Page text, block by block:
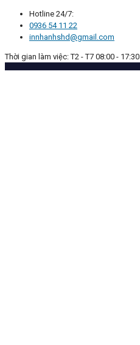
Hotline 24/7:
0936 54 11 22
innhanhshd@gmail.com
Thời gian làm việc: T2 - T7 08:00 - 17:30